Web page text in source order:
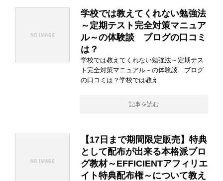
学校では教えてくれない勉強法
～定期テスト完全対策マニュア
ル～の体験談 ブログの口コミ
は？
学校では教えてくれない勉強法～定期テス
ト完全対策マニュアル～の体験談 ブログ
の口コミは？学校では教え
記事を読む
【17日まで期間限定販売】特典
として配布が出来る本格派ブロ
グ教材～EFFICIENTアフィリエ
イト特典配布権～について教え